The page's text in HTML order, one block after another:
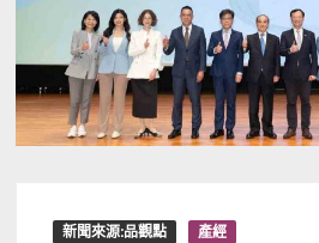
新聞來源:品觀點 產經